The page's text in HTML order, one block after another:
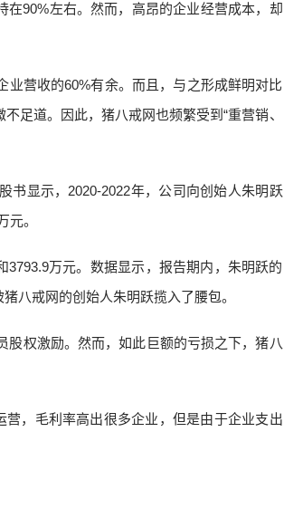
90%左右。然而，高昂的企业经营成本，却
营收的60%有余。而且，与之形成鲜明对比
足道。因此，猪八戒网也频繁受到“重营销、
书显示，2020-2022年，公司向创始人朱明跃
元。
3793.9万元。数据显示，报告期内，朱明跃的
八戒网的创始人朱明跃揽入了腰包。
股权激励。然而，如此巨额的亏损之下，猪八
营，毛利率高出很多企业，但是由于企业支出